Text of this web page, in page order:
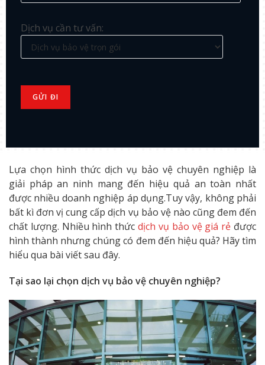
Dịch vụ cần tư vấn:
Lựa chọn hình thức dịch vụ bảo vệ chuyên nghiệp là
giải pháp an ninh mang đến hiệu quả an toàn nhất
được nhiều doanh nghiệp áp dụng.Tuy vậy, không phải
bất kì đơn vị cung cấp dịch vụ bảo vệ nào cũng đem đến
chất lượng. Nhiều hình thứcdịch vụ bảo vệ giá rẻ được
hình thành nhưng chúng có đem đến hiệu quả? Hãy tìm
hiểu qua bài viết sau đây.
Tại sao lại chọn dịch vụ bảo vệ chuyên nghiệp?